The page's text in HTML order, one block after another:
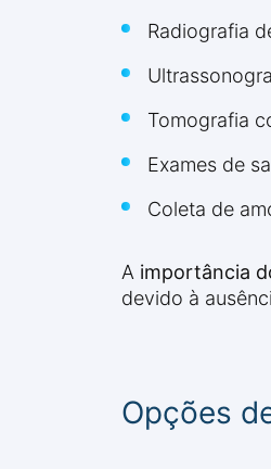
Radiografia
Tomografia
Exames de
Coleta de
A importância
devido à
Opções